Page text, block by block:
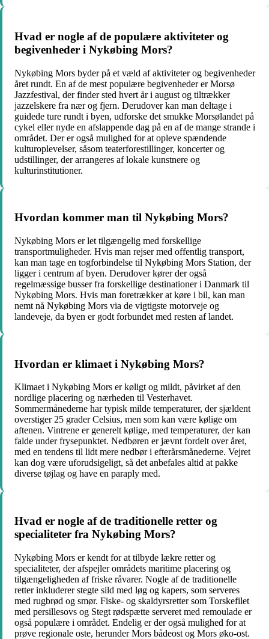
Hvad er nogle af de populære aktiviteter og
begivenheder i Nykøbing Mors?
Nykøbing Mors byder på et væld af aktiviteter og begivenheder
året rundt. En af de mest populære begivenheder er Morsø
Jazzfestival, der finder sted hvert år i august og tiltrækker
jazzelskere fra nær og fjern. Derudover kan man deltage i
guidede ture rundt i byen, udforske det smukke Morsølandet på
cykel eller nyde en afslappende dag på en af de mange strande i
området. Der er også mulighed for at opleve spændende
kulturoplevelser, såsom teaterforestillinger, koncerter og
udstillinger, der arrangeres af lokale kunstnere og
kulturinstitutioner.
Hvordan kommer man til Nykøbing Mors?
Nykøbing Mors er let tilgængelig med forskellige
transportmuligheder. Hvis man rejser med offentlig transport,
kan man tage en togforbindelse til Nykøbing Mors Station, der
ligger i centrum af byen. Derudover kører der også
regelmæssige busser fra forskellige destinationer i Danmark til
Nykøbing Mors. Hvis man foretrækker at køre i bil, kan man
nemt nå Nykøbing Mors via de vigtigste motorveje og
landeveje, da byen er godt forbundet med resten af landet.
Hvordan er klimaet i Nykøbing Mors?
Klimaet i Nykøbing Mors er køligt og mildt, påvirket af den
nordlige placering og nærheden til Vesterhavet.
Sommermånederne har typisk milde temperaturer, der sjældent
overstiger 25 grader Celsius, men som kan være kølige om
aftenen. Vintrene er generelt kølige, med temperaturer, der kan
falde under frysepunktet. Nedbøren er jævnt fordelt over året,
med en tendens til lidt mere nedbør i efterårsmånederne. Vejret
kan dog være uforudsigeligt, så det anbefales altid at pakke
diverse tøjlag og have en paraply med.
Hvad er nogle af de traditionelle retter og
specialiteter fra Nykøbing Mors?
Nykøbing Mors er kendt for at tilbyde lækre retter og
specialiteter, der afspejler områdets maritime placering og
tilgængeligheden af friske råvarer. Nogle af de traditionelle
retter inkluderer stegte sild med løg og kapers, som serveres
med rugbrød og smør. Fiske- og skaldyrsretter som Torskefilet
med persillesovs og Stegt rødspætte serveret med remoulade er
også populære i området. Endelig er der også mulighed for at
prøve regionale oste, herunder Mors bådeost og Mors øko-ost.